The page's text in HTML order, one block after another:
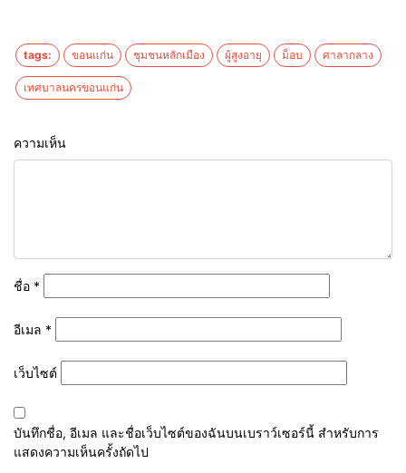
tags: ขอนแก่น ชุมชนหลักเมือง ผู้สูงอายุ ม็อบ ศาลากลาง
เทศบาลนครขอนแก่น
ความเห็น
ชื่อ *
อีเมล *
เว็บไซต์
บันทึกชื่อ, อีเมล และชื่อเว็บไซต์ของฉันบนเบราว์เซอร์นี้ สำหรับการ
แสดงความเห็นครั้งถัดไป